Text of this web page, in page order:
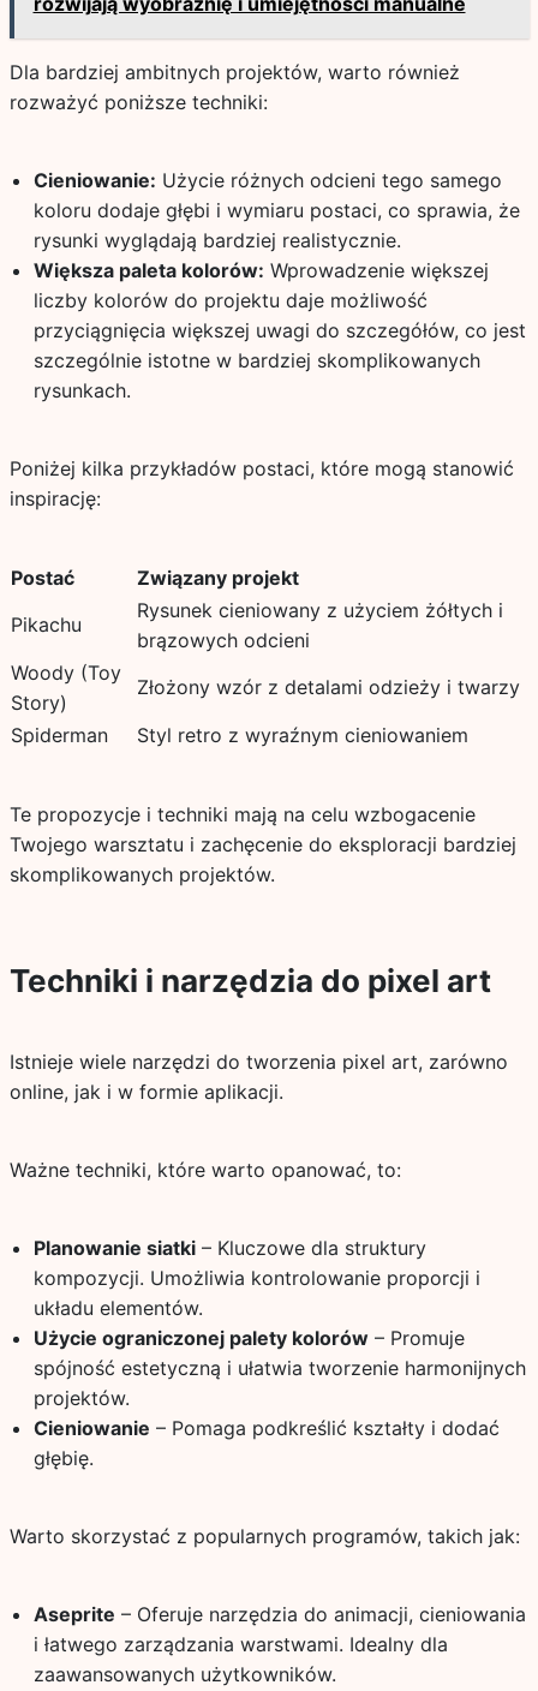
Dla bardziej ambitnych projektów, warto również
rozważyć poniższe techniki:
Cieniowanie: Użycie różnych odcieni tego samego
koloru dodaje głębi i wymiaru postaci, co sprawia, że
rysunki wyglądają bardziej realistycznie.
Większa paleta kolorów: Wprowadzenie większej
liczby kolorów do projektu daje możliwość
przyciągnięcia większej uwagi do szczegółów, co jest
szczególnie istotne w bardziej skomplikowanych
rysunkach.
Poniżej kilka przykładów postaci, które mogą stanowić
inspirację:
Postać
Związany projekt
Pikachu
Rysunek cieniowany z użyciem żółtych i
brązowych odcieni
Woody (Toy
Story)
Złożony wzór z detalami odzieży i twarzy
Spiderman
Styl retro z wyraźnym cieniowaniem
Te propozycje i techniki mają na celu wzbogacenie
Twojego warsztatu i zachęcenie do eksploracji bardziej
skomplikowanych projektów.
Techniki i narzędzia do pixel art
Istnieje wiele narzędzi do tworzenia pixel art, zarówno
online, jak i w formie aplikacji.
Ważne techniki, które warto opanować, to:
Planowanie siatki– Kluczowe dla struktury
kompozycji. Umożliwia kontrolowanie proporcji i
układu elementów.
Użycie ograniczonej palety kolorów– Promuje
spójność estetyczną i ułatwia tworzenie harmonijnych
projektów.
Cieniowanie – Pomaga podkreślić kształty i dodać
głębię.
Warto skorzystać z popularnych programów, takich jak:
Aseprite – Oferuje narzędzia do animacji, cieniowania
i łatwego zarządzania warstwami. Idealny dla
zaawansowanych użytkowników.